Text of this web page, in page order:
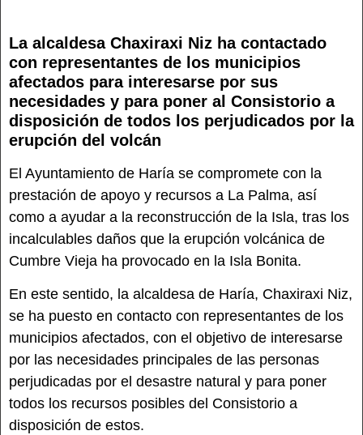
La alcaldesa Chaxiraxi Niz ha contactado
con representantes de los municipios
afectados para interesarse por sus
necesidades y para poner al Consistorio a
disposición de todos los perjudicados por la
erupción del volcán
El Ayuntamiento de Haría se compromete con la
prestación de apoyo y recursos a La Palma, así
como a ayudar a la reconstrucción de la Isla, tras los
incalculables daños que la erupción volcánica de
Cumbre Vieja ha provocado en la Isla Bonita.
En este sentido, la alcaldesa de Haría, Chaxiraxi Niz,
se ha puesto en contacto con representantes de los
municipios afectados, con el objetivo de interesarse
por las necesidades principales de las personas
perjudicadas por el desastre natural y para poner
todos los recursos posibles del Consistorio a
disposición de estos.